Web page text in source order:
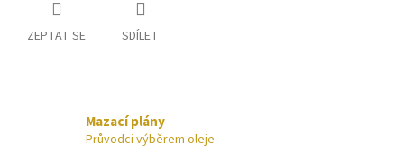
ZEPTAT SE SDÍLET
Mazací plány
Průvodci výběrem oleje